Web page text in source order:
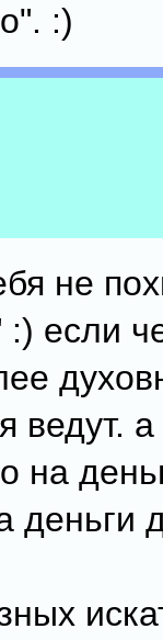
:)
не
:) если
ведут.
на
деньги